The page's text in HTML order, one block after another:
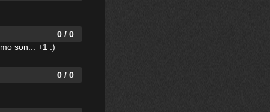
0 / 0
son... +1 :)
0 / 0